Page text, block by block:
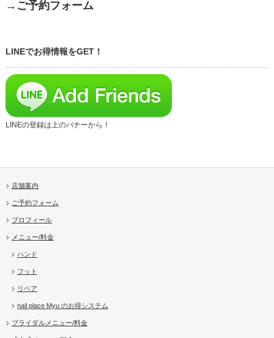
→ご予約フォーム
LINEでお得情報をGET！
LINEの登録は上のバナーから！
店舗案内
ご予約フォーム
プロフィール
メニュー/料金
ハンド
フット
リペア
nail place Myu のお得システム
ブライダルメニュー/料金